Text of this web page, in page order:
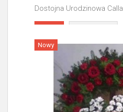
Dostojna Urodzinowa Calla
Nowy